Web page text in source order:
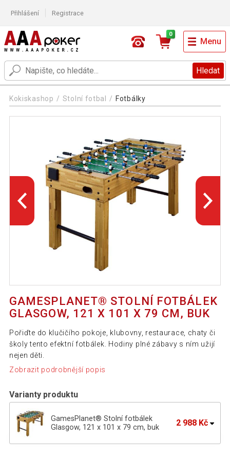
Přihlášení Registrace
Hledat
0
Menu
Kokiskashop Stolní fotbal Fotbálky
GAMESPLANET® STOLNÍ FOTBÁLEK
GLASGOW, 121 X 101 X 79 CM, BUK
Pořiďte do klučičího pokoje, klubovny, restaurace, chaty či
školy tento efektní fotbálek. Hodiny plné zábavy s ním užijí
nejen děti.
Zobrazit podrobnější popis
Varianty produktu
GamesPlanet® Stolní fotbálek
Glasgow, 121 x 101 x 79 cm, buk
2 988 Kč